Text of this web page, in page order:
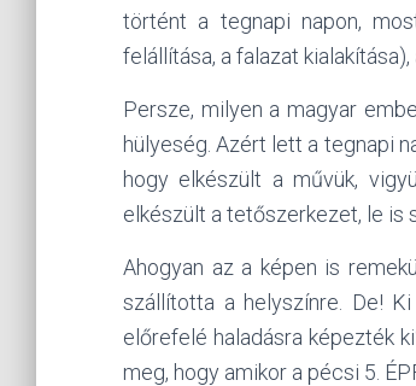
történt a tegnapi napon,
felállítása, a falazat
Persze, milyen a magyar
hülyeség. Azért lett a tegnapi
hogy elkészült a művük,
elkészült a tetőszerkezet, le is
Ahogyan az a képen is
szállította a helyszínre. De!
előrefelé haladásra képezték
meg, hogy amikor a pécsi 5.